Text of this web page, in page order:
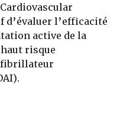
d’évaluer l’efficacité
active de la
risque